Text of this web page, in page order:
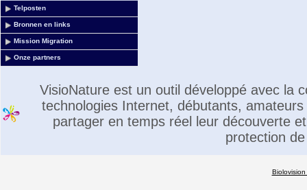
Telposten
Bronnen en links
Mission Migration
Onze partners
VisioNature est un outil développé avec la
technologies Internet, débutants,
partager en temps réel leur découverte
protection
Biolovision